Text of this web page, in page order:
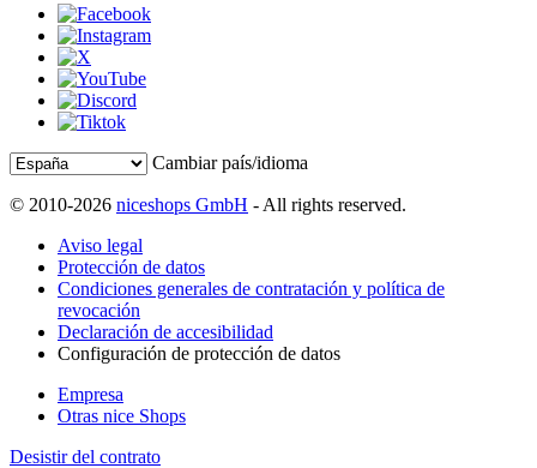
Cambiar país/idioma
© 2010-2026 niceshops GmbH - All rights reserved.
Aviso legal
Protección de datos
Condiciones generales de contratación y política de
revocación
Declaración de accesibilidad
Configuración de protección de datos
Empresa
Otras nice Shops
Desistir del contrato